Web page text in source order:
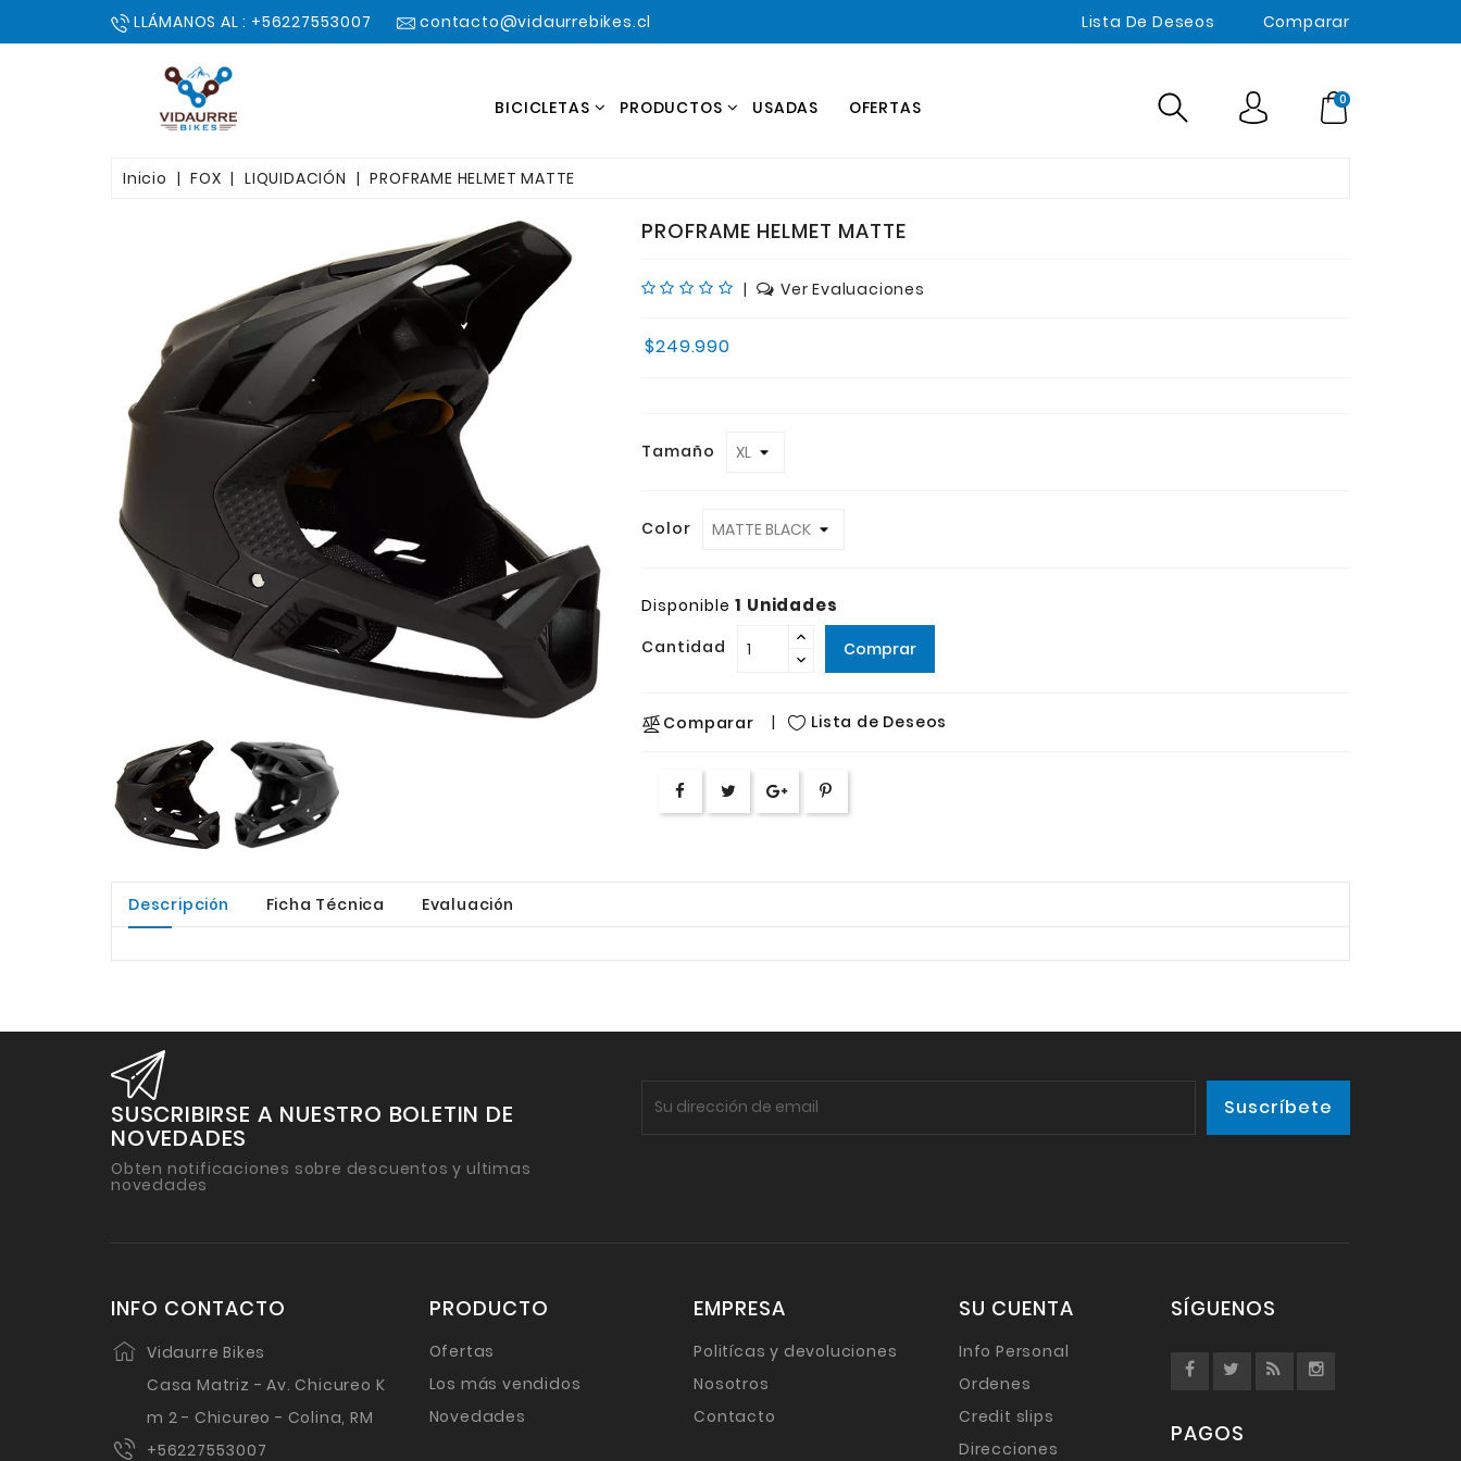
LLÁMANOS AL : +56227553007 contacto@vidaurrebikes.cl Lista De Deseos Comparar
BICICLETAS PRODUCTOS USADAS OFERTAS 0
Inicio FOX LIQUIDACIÓN PROFRAME HELMET MATTE
PROFRAME HELMET MATTE
| Ver Evaluaciones
$249.990
Tamaño
Color
Disponible 1 Unidades
Cantidad Comprar
Comparar Lista de Deseos
Descripción Ficha Técnica Evaluación
SUSCRIBIRSE A NUESTRO BOLETIN DE
NOVEDADES
Obten notificaciones sobre descuentos y ultimas
novedades
INFO CONTACTO
Vidaurre Bikes
Casa Matriz - Av. Chicureo K
m 2 - Chicureo - Colina, RM
+56227553007
PRODUCTO
Ofertas
Los más vendidos
Novedades
EMPRESA
Politícas y devoluciones
Nosotros
Contacto
SU CUENTA
Info Personal
Ordenes
Credit slips
Direcciones
SÍGUENOS
PAGOS